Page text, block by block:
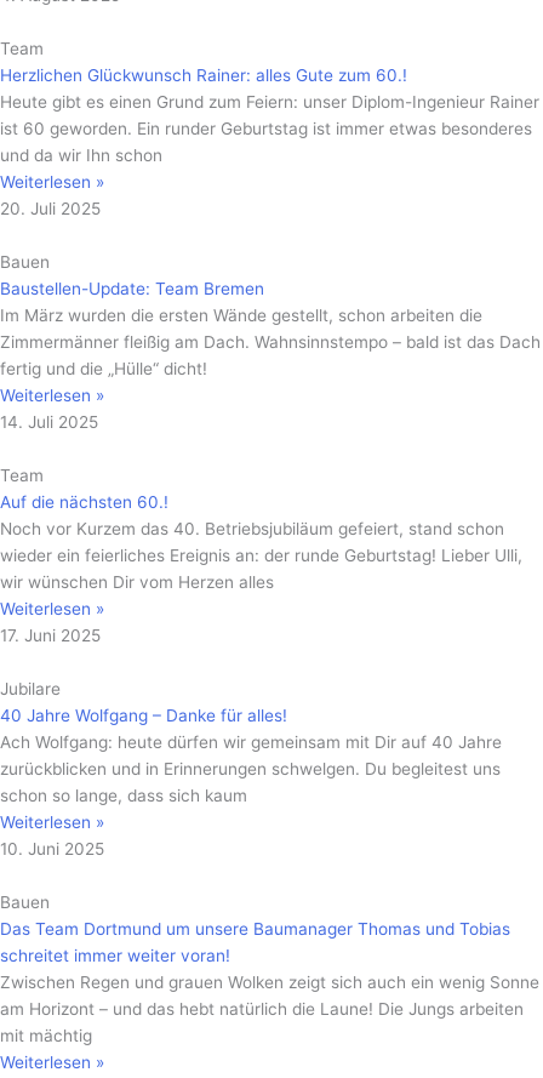
Team
Herzlichen Glückwunsch Rainer: alles Gute zum 60.!
Heute gibt es einen Grund zum Feiern: unser Diplom-Ingenieur Rainer
ist 60 geworden. Ein runder Geburtstag ist immer etwas besonderes
und da wir Ihn schon
Weiterlesen »
20. Juli 2025
Bauen
Baustellen-Update: Team Bremen
Im März wurden die ersten Wände gestellt, schon arbeiten die
Zimmermänner fleißig am Dach. Wahnsinnstempo – bald ist das Dach
fertig und die „Hülle“ dicht!
Weiterlesen »
14. Juli 2025
Team
Auf die nächsten 60.!
Noch vor Kurzem das 40. Betriebsjubiläum gefeiert, stand schon
wieder ein feierliches Ereignis an: der runde Geburtstag! Lieber Ulli,
wir wünschen Dir vom Herzen alles
Weiterlesen »
17. Juni 2025
Jubilare
40 Jahre Wolfgang – Danke für alles!
Ach Wolfgang: heute dürfen wir gemeinsam mit Dir auf 40 Jahre
zurückblicken und in Erinnerungen schwelgen. Du begleitest uns
schon so lange, dass sich kaum
Weiterlesen »
10. Juni 2025
Bauen
Das Team Dortmund um unsere Baumanager Thomas und Tobias
schreitet immer weiter voran!
Zwischen Regen und grauen Wolken zeigt sich auch ein wenig Sonne
am Horizont – und das hebt natürlich die Laune! Die Jungs arbeiten
mit mächtig
Weiterlesen »